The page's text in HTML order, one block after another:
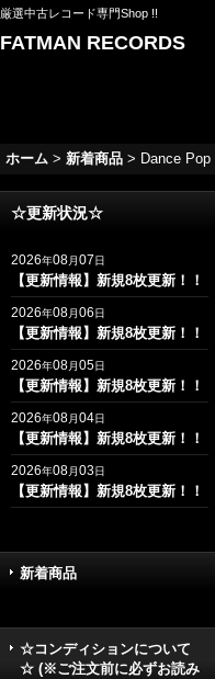
厳選中古レコード専門Shop !!
FATMAN RECORDS
ホーム > 新着商品 > Dance
☆更新状況☆
2026年08月07日
【更新情報】新規8枚更新！！
2026年08月06日
【更新情報】新規8枚更新！！
2026年08月05日
【更新情報】新規8枚更新！！
2026年08月04日
【更新情報】新規8枚更新！！
2026年08月03日
【更新情報】新規8枚更新！！
新着商品
☆コンディションについて
☆ (※ご注文前に必ずお読み